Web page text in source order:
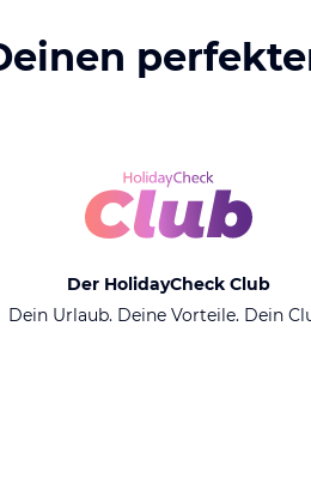
Der HolidayCheck Club
Dein Urlaub. Deine Vorteile. Dein